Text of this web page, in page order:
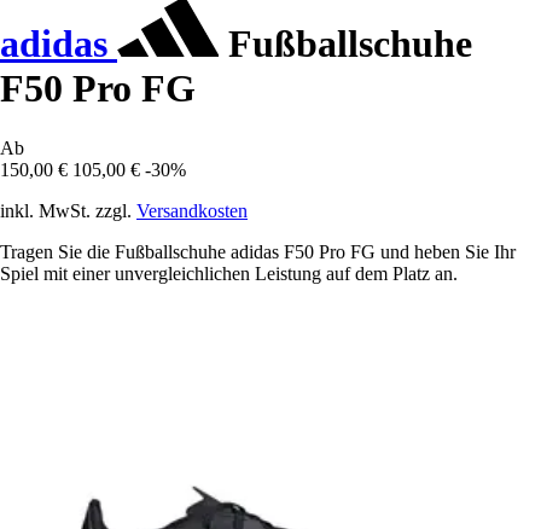
adidas
Fußballschuhe
F50 Pro FG
Ab
150,00 € 105,00 € -30%
inkl. MwSt. zzgl. Versandkosten
Tragen Sie die Fußballschuhe adidas F50 Pro FG und heben Sie Ihr
Spiel mit einer unvergleichlichen Leistung auf dem Platz an.